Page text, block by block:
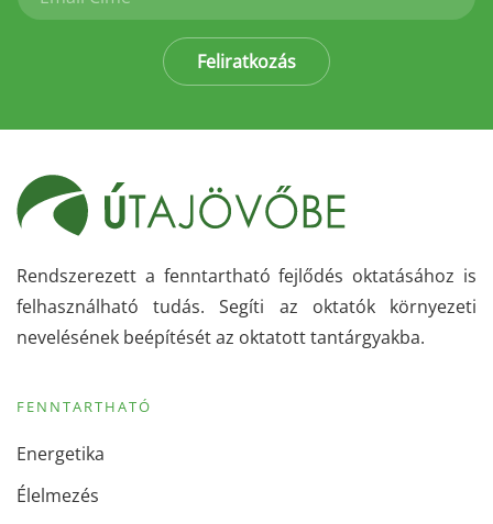
Feliratkozás
Rendszerezett a fenntartható fejlődés oktatásához is
felhasználható tudás. Segíti az oktatók környezeti
nevelésének beépítését az oktatott tantárgyakba.
FENNTARTHATÓ
Energetika
Élelmezés